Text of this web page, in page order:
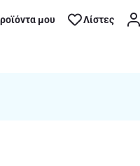
μου Λίστες